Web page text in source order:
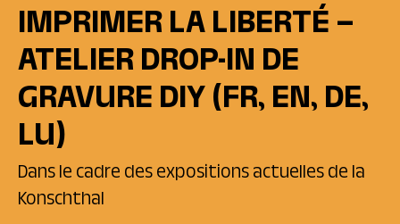
IMPRIMER LA LIBERTÉ –
ATELIER DROP-IN DE
GRAVURE DIY(FR, EN, DE,
LU)
Dans le cadre des expositions actuelles de la
Konschthal